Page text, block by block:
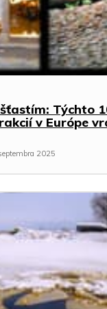
Týchto
v Európe
2025